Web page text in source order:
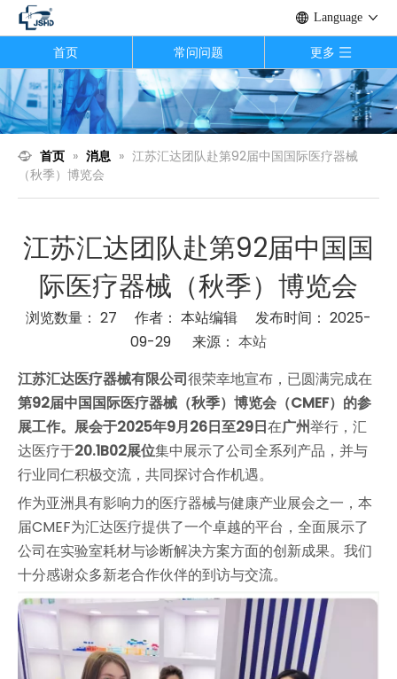
Language
首页 常问问题 更多
首页 » 消息 » 江苏汇达团队赴第92届中国国际医疗器械
（秋季）博览会
江苏汇达团队赴第92届中国国
际医疗器械（秋季）博览会
浏览数量： 27 作者： 本站编辑 发布时间： 2025-
09-29 来源： 本站
["wechat","weibo","qzone","douban","email"]
江苏汇达医疗器械有限公司很荣幸地宣布，已圆满完成在
第92届中国国际医疗器械（秋季）博览会（CMEF） 的参
展工作。展会于2025年9月26日至29日在广州举行，汇
达医疗于20.1B02展位集中展示了公司全系列产品，并与
行业同仁积极交流，共同探讨合作机遇。
作为亚洲具有影响力的医疗器械与健康产业展会之一，本
届CMEF为汇达医疗提供了一个卓越的平台，全面展示了
公司在实验室耗材与诊断解决方案方面的创新成果。我们
十分感谢众多新老合作伙伴的到访与交流。